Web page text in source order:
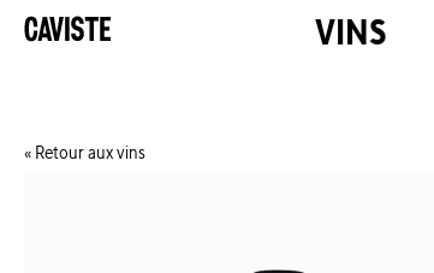
VINS
Retour aux vins